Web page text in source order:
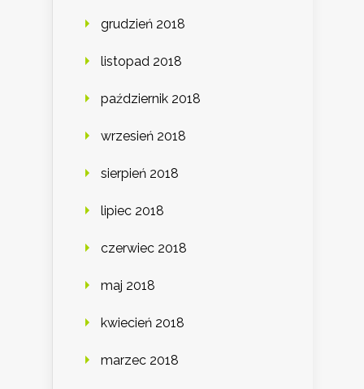
grudzień 2018
listopad 2018
październik 2018
wrzesień 2018
sierpień 2018
lipiec 2018
czerwiec 2018
maj 2018
kwiecień 2018
marzec 2018